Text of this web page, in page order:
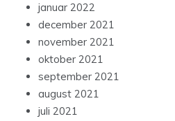
januar 2022
december 2021
november 2021
oktober 2021
september 2021
august 2021
juli 2021